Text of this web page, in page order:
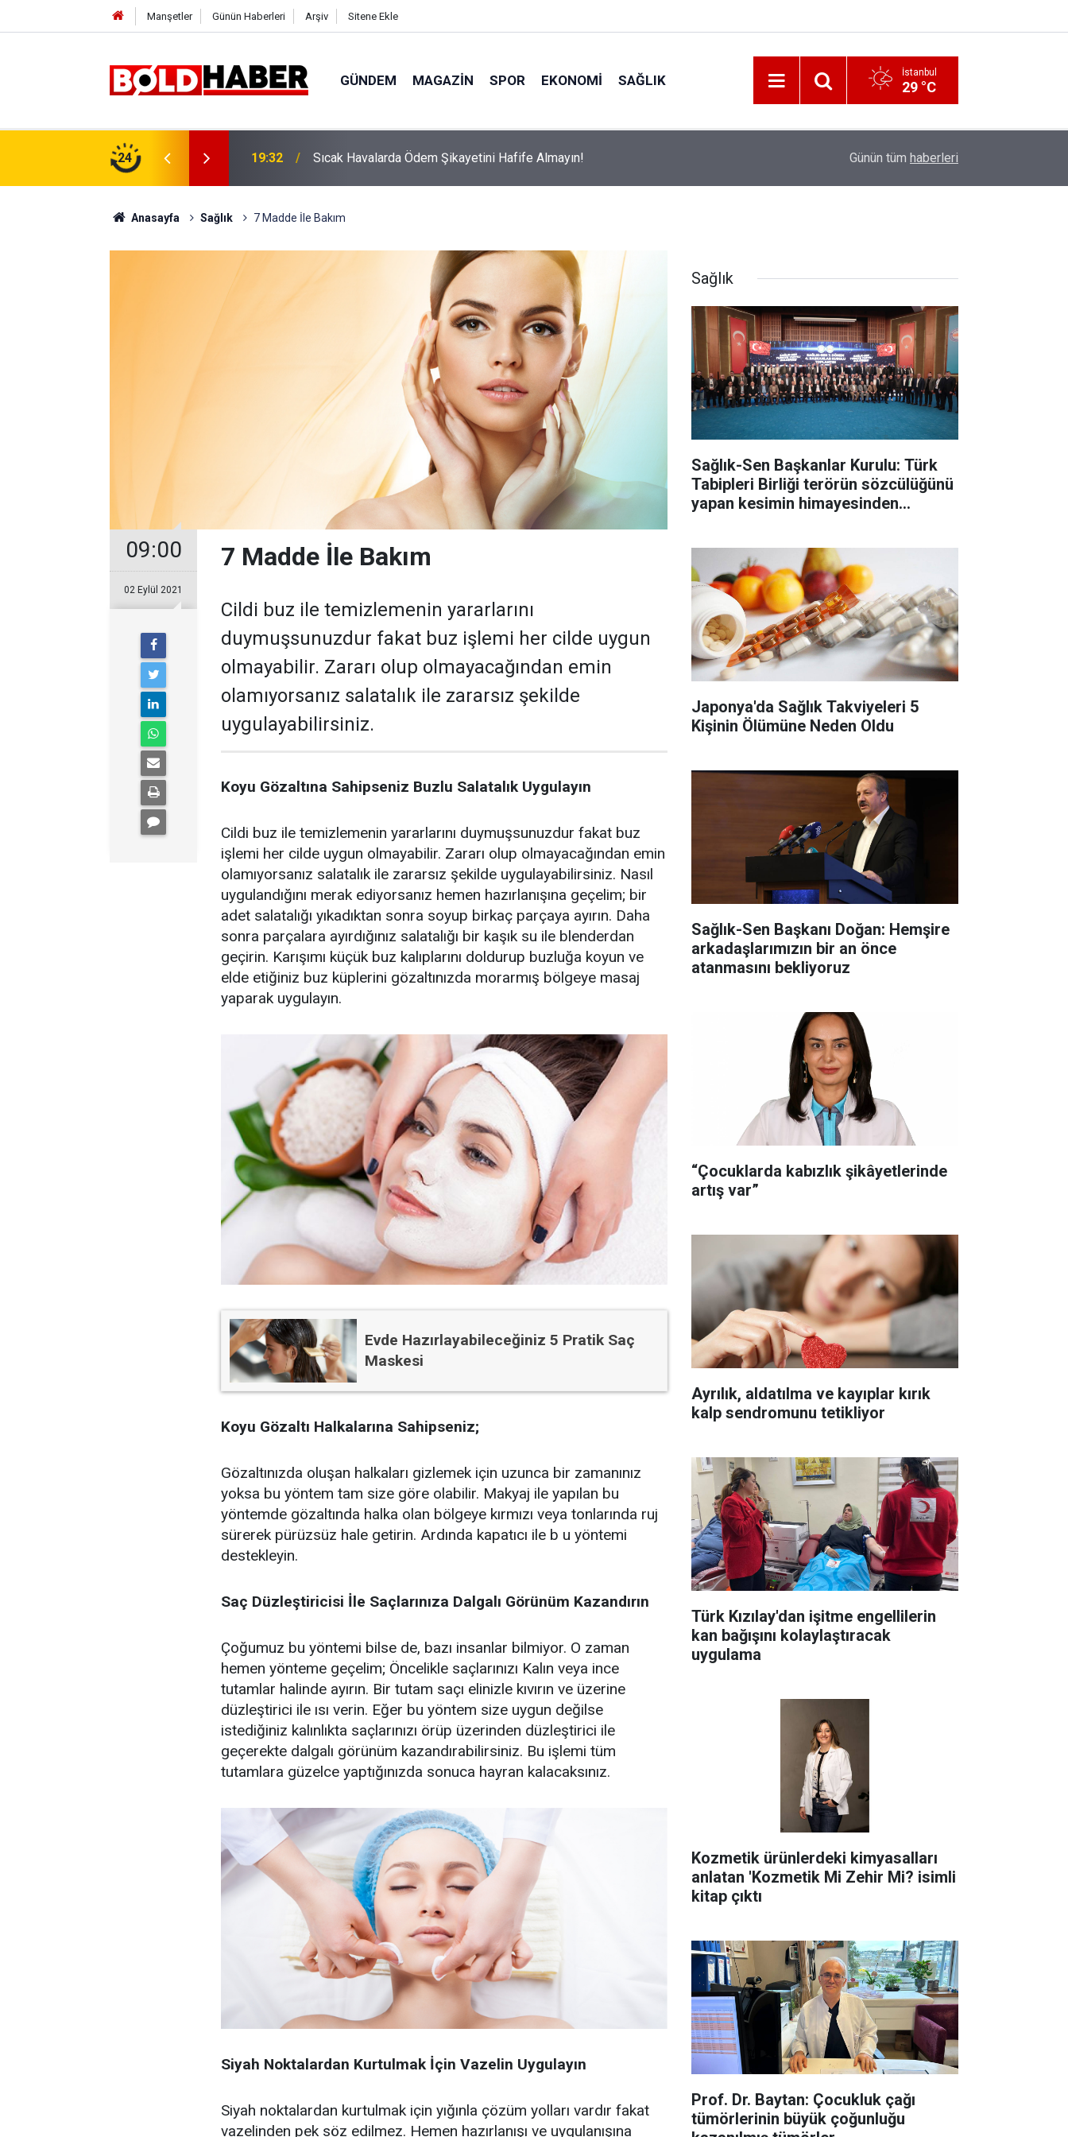
Manşetler Günün Haberleri Arşiv Sitene Ekle
GÜNDEM MAGAZIN SPOR EKONOMI SAĞLIK İstanbul
29 °C
24 19:32 Sıcak Havalarda Ödem Şikayetini Hafife Almayın! İzmir 112’de Kan Donduran İddialar!
Günün tüm haberleri
Anasayfa Sağlık 7 Madde İle Bakım
09:00
02 Eylül 2021
7 Madde İle Bakım
Cildi buz ile temizlemenin yararlarını
duymuşsunuzdur fakat buz işlemi her cilde uygun
olmayabilir. Zararı olup olmayacağından emin
olamıyorsanız salatalık ile zararsız şekilde
uygulayabilirsiniz.
Koyu Gözaltına Sahipseniz Buzlu Salatalık Uygulayın
Cildi buz ile temizlemenin yararlarını duymuşsunuzdur fakat buz
işlemi her cilde uygun olmayabilir. Zararı olup olmayacağından emin
olamıyorsanız salatalık ile zararsız şekilde uygulayabilirsiniz. Nasıl
uygulandığını merak ediyorsanız hemen hazırlanışına geçelim; bir
adet salatalığı yıkadıktan sonra soyup birkaç parçaya ayırın. Daha
sonra parçalara ayırdığınız salatalığı bir kaşık su ile blenderdan
geçirin. Karışımı küçük buz kalıplarını doldurup buzluğa koyun ve
elde etiğiniz buz küplerini gözaltınızda morarmış bölgeye masaj
yaparak uygulayın.
Evde Hazırlayabileceğiniz 5 Pratik Saç
Maskesi
Koyu Gözaltı Halkalarına Sahipseniz;
Gözaltınızda oluşan halkaları gizlemek için uzunca bir zamanınız
yoksa bu yöntem tam size göre olabilir. Makyaj ile yapılan bu
yöntemde gözaltında halka olan bölgeye kırmızı veya tonlarında ruj
sürerek pürüzsüz hale getirin. Ardında kapatıcı ile b u yöntemi
destekleyin.
Saç Düzleştiricisi İle Saçlarınıza Dalgalı Görünüm Kazandırın
Çoğumuz bu yöntemi bilse de, bazı insanlar bilmiyor. O zaman
hemen yönteme geçelim; Öncelikle saçlarınızı Kalın veya ince
tutamlar halinde ayırın. Bir tutam saçı elinizle kıvırın ve üzerine
düzleştirici ile ısı verin. Eğer bu yöntem size uygun değilse
istediğiniz kalınlıkta saçlarınızı örüp üzerinden düzleştirici ile
geçerekte dalgalı görünüm kazandırabilirsiniz. Bu işlemi tüm
tutamlara güzelce yaptığınızda sonuca hayran kalacaksınız.
Siyah Noktalardan Kurtulmak İçin Vazelin Uygulayın
Siyah noktalardan kurtulmak için yığınla çözüm yolları vardır fakat
vazelinden pek söz edilmez. Hemen hazırlanışı ve uygulanışına
Sağlık
Sağlık-Sen Başkanlar Kurulu: Türk
Tabipleri Birliği terörün sözcülüğünü
yapan kesimin himayesinden
Japonya'da Sağlık Takviyeleri 5
Kişinin Ölümüne Neden Oldu
Sağlık-Sen Başkanı Doğan: Hemşire
arkadaşlarımızın bir an önce
atanmasını bekliyoruz
“Çocuklarda kabızlık şikâyetlerinde
artış var”
Ayrılık, aldatılma ve kayıplar kırık
kalp sendromunu tetikliyor
Türk Kızılay'dan işitme engellilerin
kan bağışını kolaylaştıracak
uygulama
Kozmetik ürünlerdeki kimyasalları
anlatan 'Kozmetik Mi Zehir Mi? isimli
kitap çıktı
Prof. Dr. Baytan: Çocukluk çağı
tümörlerinin büyük çoğunluğu